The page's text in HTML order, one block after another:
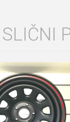
SLIČNI